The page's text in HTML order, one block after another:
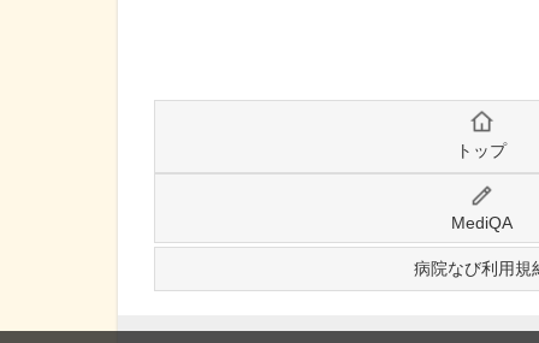
トップ
MediQA
病院なび利用規